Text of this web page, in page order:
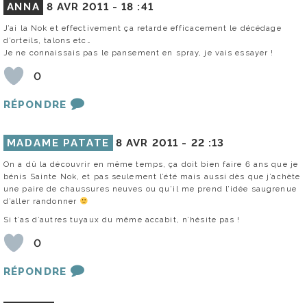
ANNA 8 AVR 2011 -18 :41
J’ai la Nok et effectivement ça retarde efficacement le décédage
d’orteils, talons etc…
Je ne connaissais pas le pansement en spray, je vais essayer !
0
RÉPONDRE
MADAME PATATE 8 AVR 2011 - 22 :13
On a dû la découvrir en même temps, ça doit bien faire 6 ans que je
bénis Sainte Nok, et pas seulement l’été mais aussi dès que j’achète
une paire de chaussures neuves ou qu’il me prend l’idée saugrenue
d’aller randonner
Si t’as d’autres tuyaux du même accabit, n’hésite pas !
0
RÉPONDRE